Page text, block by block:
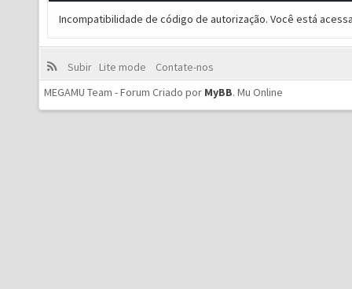
Incompatibilidade de código de autorização. Você está
Subir Lite mode
Contate-nos
MEGAMU Team - Forum Criado por MyBB. Mu Online